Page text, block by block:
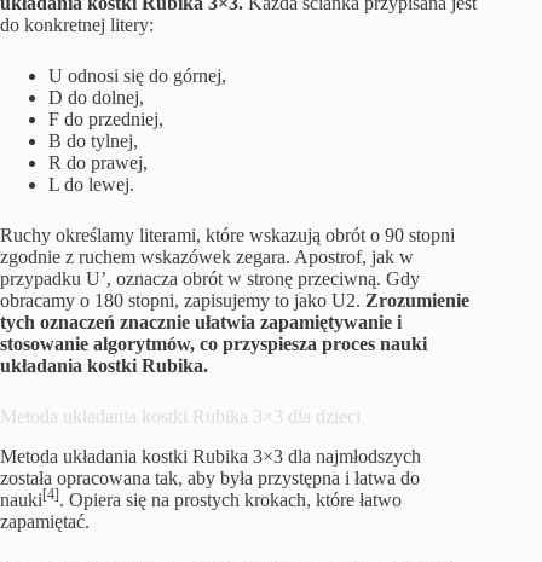
do konkretnej litery:
U odnosi się do górnej,
D do dolnej,
F do przedniej,
B do tylnej,
R do prawej,
L do lewej.
Ruchy określamy literami, które wskazują obrót o 90 stopni
zgodnie z ruchem wskazówek zegara. Apostrof, jak w
przypadku U’, oznacza obrót w stronę przeciwną. Gdy
obracamy o 180 stopni, zapisujemy to jako U2. Zrozumienie
tych oznaczeń znacznie ułatwia zapamiętywanie i
stosowanie algorytmów, co przyspiesza proces nauki
układania kostki Rubika.
Metoda układania kostki Rubika 3×3 dla dzieci
Metoda układania kostki Rubika 3×3 dla najmłodszych
została opracowana tak, aby była przystępna i łatwa do
nauki[4]. Opiera się na prostych krokach, które łatwo
zapamiętać.